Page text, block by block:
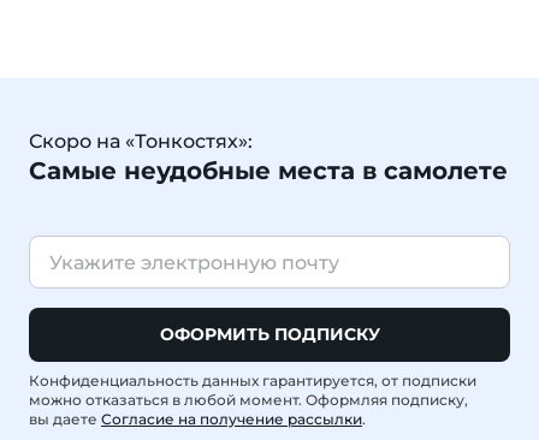
Скоро на «Тонкостях»:
Самые неудобные места в самолете
ОФОРМИТЬ ПОДПИСКУ
Конфиденциальность данных гарантируется, от подписки
можно отказаться в любой момент. Оформляя подписку,
вы даете Согласие на получение рассылки.